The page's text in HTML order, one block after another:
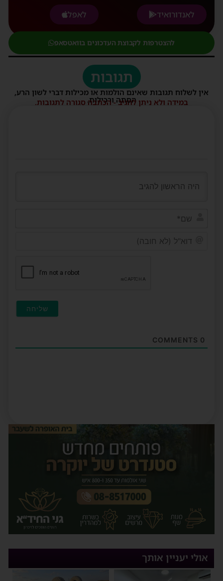
לאנדורואיד
לאפל
להצטרפות לקבוצת העדכונים בוואטסאפ
תגובות
אין לשלוח תגובות שאינם הולמות או מכילות דברי לשון הרע,
הסתה ורכילות.
במידה ולא ניתן להגיב - הכתבה סגורה לתגובות.
0
אולי יעניין אותך